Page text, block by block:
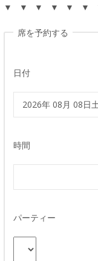
▼ ▼ ▼ ▼ ▼ ▼
席を予約する
日付
時間
パーティー